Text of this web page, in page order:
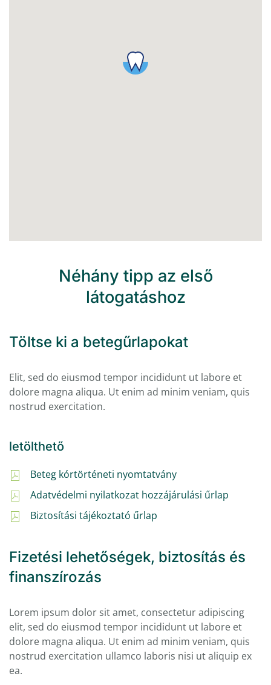
Néhány tipp az első
látogatáshoz
Töltse ki a betegűrlapokat
Elit, sed do eiusmod tempor incididunt ut labore et
dolore magna aliqua. Ut enim ad minim veniam, quis
nostrud exercitation.
letölthető
Beteg kórtörténeti nyomtatvány
Adatvédelmi nyilatkozat hozzájárulási űrlap
Biztosítási tájékoztató űrlap
Fizetési lehetőségek, biztosítás és
finanszírozás
Lorem ipsum dolor sit amet, consectetur adipiscing
elit, sed do eiusmod tempor incididunt ut labore et
dolore magna aliqua. Ut enim ad minim veniam, quis
nostrud exercitation ullamco laboris nisi ut aliquip ex
ea.